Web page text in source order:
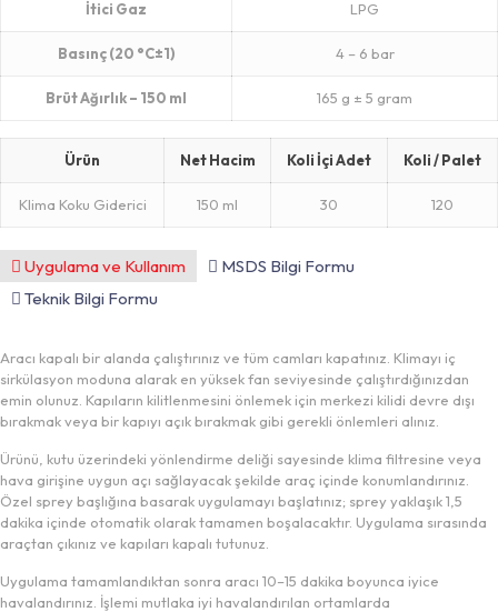
İtici Gaz LPG
Basınç (20 °C±1) 4 – 6 bar
Brüt Ağırlık – 150 ml 165 g ± 5 gram
Ürün Net Hacim Koli İçi Adet Koli / Palet
Klima Koku Giderici 150 ml 30 120
Uygulama ve Kullanım
MSDS Bilgi Formu
Teknik Bilgi Formu
Aracı kapalı bir alanda çalıştırınız ve tüm camları kapatınız. Klimayı iç
sirkülasyon moduna alarak en yüksek fan seviyesinde çalıştırdığınızdan
emin olunuz. Kapıların kilitlenmesini önlemek için merkezi kilidi devre dışı
bırakmak veya bir kapıyı açık bırakmak gibi gerekli önlemleri alınız.
Ürünü, kutu üzerindeki yönlendirme deliği sayesinde klima filtresine veya
hava girişine uygun açı sağlayacak şekilde araç içinde konumlandırınız.
Özel sprey başlığına basarak uygulamayı başlatınız; sprey yaklaşık 1,5
dakika içinde otomatik olarak tamamen boşalacaktır. Uygulama sırasında
araçtan çıkınız ve kapıları kapalı tutunuz.
Uygulama tamamlandıktan sonra aracı 10–15 dakika boyunca iyice
havalandırınız. İşlemi mutlaka iyi havalandırılan ortamlarda